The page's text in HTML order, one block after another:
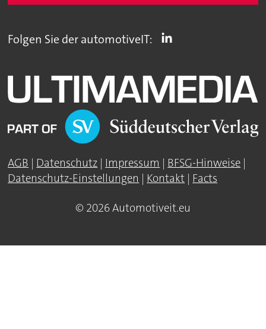
Folgen Sie der automotiveIT:
AGB | Datenschutz | Impressum | BFSG-Hinweise |
Datenschutz-Einstellungen | Kontakt | Facts
© 2026 Automotiveit.eu